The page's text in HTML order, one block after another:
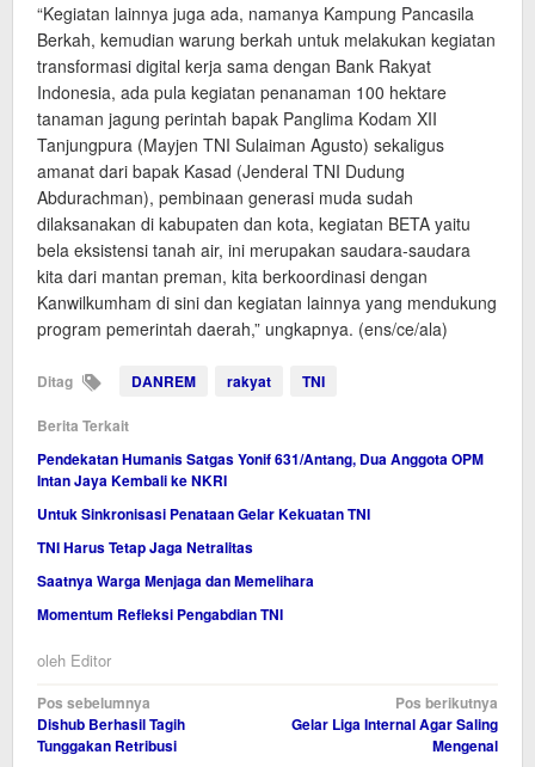
“Kegiatan lainnya juga ada, namanya Kampung Pancasila
Berkah, kemudian warung berkah untuk melakukan kegiatan
transformasi digital kerja sama dengan Bank Rakyat
Indonesia, ada pula kegiatan penanaman 100 hektare
tanaman jagung perintah bapak Panglima Kodam XII
Tanjungpura (Mayjen TNI Sulaiman Agusto) sekaligus
amanat dari bapak Kasad (Jenderal TNI Dudung
Abdurachman), pembinaan generasi muda sudah
dilaksanakan di kabupaten dan kota, kegiatan BETA yaitu
bela eksistensi tanah air, ini merupakan saudara-saudara
kita dari mantan preman, kita berkoordinasi dengan
Kanwilkumham di sini dan kegiatan lainnya yang mendukung
program pemerintah daerah,” ungkapnya. (ens/ce/ala)
Ditag DANREM rakyat TNI
Berita Terkait
Pendekatan Humanis Satgas Yonif 631/Antang, Dua Anggota OPM
Intan Jaya Kembali ke NKRI
Untuk Sinkronisasi Penataan Gelar Kekuatan TNI
TNI Harus Tetap Jaga Netralitas
Saatnya Warga Menjaga dan Memelihara
Momentum Refleksi Pengabdian TNI
oleh Editor
Navigasi
pos
Pos sebelumnya
Dishub Berhasil Tagih
Tunggakan Retribusi
Pos berikutnya
Gelar Liga Internal Agar Saling
Mengenal